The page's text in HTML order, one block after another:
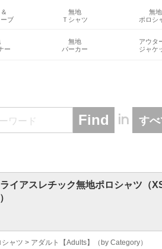
ーブ
無地
Ｔシャツ
無地
ポロシ
ー
無地
パーカー
アウタ
ジャケ
in
アスレチック無地ポロシャツ（
ャツ > アダルト【Adults】
（by Category）